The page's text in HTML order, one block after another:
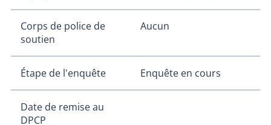
Corps de police de
soutien
Aucun
Étape de l'enquête Enquête en cours
Date de remise au
DPCP